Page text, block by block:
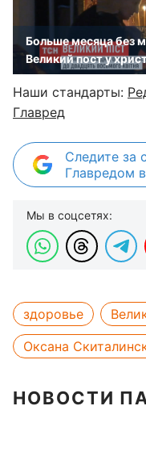
Больше месяца без
Великий пост у
Наши стандарты:
Главред
Следите за
Главредом
Мы в соцсетях:
здоровье
Оксана
НОВОСТИ